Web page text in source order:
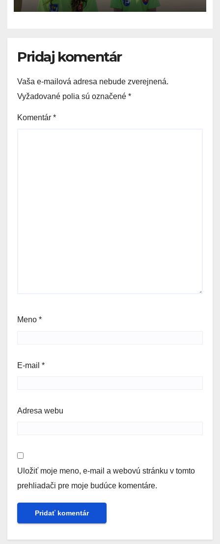
Pridaj komentár
Vaša e-mailová adresa nebude zverejnená.
Vyžadované polia sú označené *
Komentár *
Meno *
E-mail *
Adresa webu
Uložiť moje meno, e-mail a webovú stránku v tomto
prehliadači pre moje budúce komentáre.